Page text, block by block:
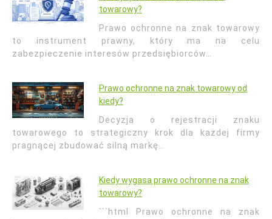
towarowy?
Prawo ochronne na znak towarowy
to instrument prawny, który ma na celu
zabezpieczenie interesów przedsiębiorców…
Prawo ochronne na znak towarowy od
kiedy?
Decyzja o rejestracji znaku
towarowego to strategiczny krok dla każdej firmy
pragnącej zbudować silną markę…
Kiedy wygasa prawo ochronne na znak
towarowy?
```html Prawo ochronne na znak